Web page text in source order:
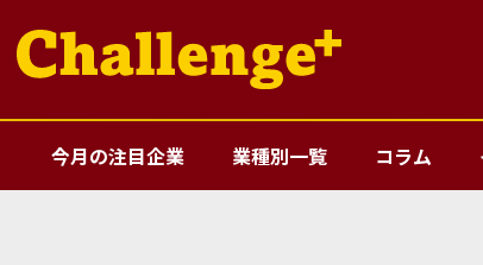
今月の注目企業 業種別一覧 コラム